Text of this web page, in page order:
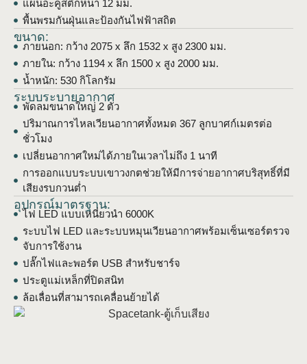
แผ่นอะคูสติกหนา 12 มม.
พื้นพรมกันฝุ่นและป้องกันไฟฟ้าสถิต
ขนาด:
ภายนอก: กว้าง 2075 x ลึก 1532 x สูง 2300 มม.
ภายใน: กว้าง 1194 x ลึก 1500 x สูง 2000 มม.
น้ำหนัก: 530 กิโลกรัม
ระบบระบายอากาศ
พัดลมขนาดใหญ่ 2 ตัว
ปริมาณการไหลเวียนอากาศทั้งหมด 367 ลูกบาศก์เมตรต่อ
ชั่วโมง
เปลี่ยนอากาศใหม่ได้ภายในเวลาไม่ถึง 1 นาที
การออกแบบระบบเขาวงกตช่วยให้มีการจ่ายอากาศบริสุทธิ์ที่มี
เสียงรบกวนต่ำ
อุปกรณ์มาตรฐาน:
ไฟ LED แบบเหนี่ยวนำ 6000K
ระบบไฟ LED และระบบหมุนเวียนอากาศพร้อมเซ็นเซอร์ตรวจ
จับการใช้งาน
ปลั๊กไฟและพอร์ต USB สำหรับชาร์จ
ประตูแม่เหล็กที่ปิดสนิท
ล้อเลื่อนที่สามารถเคลื่อนย้ายได้